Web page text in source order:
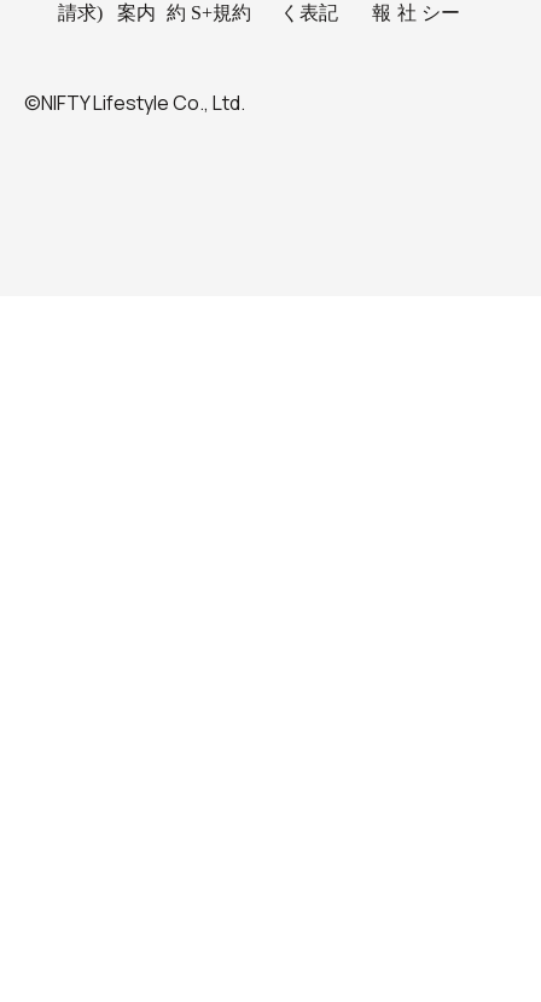
請求)
案内 約 S+規約
く表記
報 社 シー
©NIFTY Lifestyle Co., Ltd.